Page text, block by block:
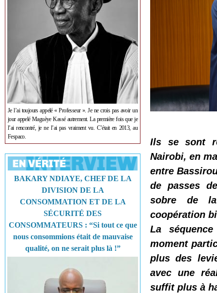
Je l’ai toujours appelé « Professeur ». Je ne crois pas avoir un
jour appelé Maguèye Kassé autrement. La première fois que je
l’ai rencontré, je ne l’ai pas vraiment vu. C’était en 2013, au
Fespaco.
BAKARY NDIAYE, CHEF DE LA
DIVISION DE LA
CONSOMMATION ET DE LA
SÉCURITÉ DES
CONSOMMATEURS : “Si tout ce que
nous consommions était de mauvaise
qualité, on ne serait plus là !”
Ils se sont
Nairobi, en
entre
de passes
sobre de la
coopération
La
moment
plus des
avec une
suffit plus à